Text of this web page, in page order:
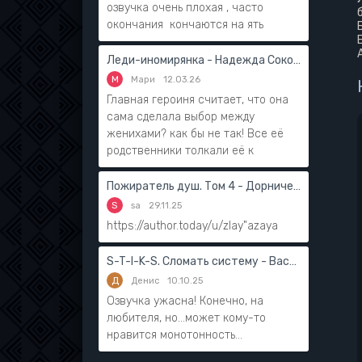
озвучка очень плохая , часто
окончания кончаются на ять
Леди-иномирянка - Надежда Соколова
М Мари 12.03.26
Главная героиня считает, что она
сама сделала выбор между
женихами? как бы не так! Все её
родственники толкали её к
Пожиратель душ. Том 4 - Дорничев Дмитрий
S sa 29.11.25
https://author.today/u/zlay"azaya
S-T-I-K-S. Сломать систему - Василий Мушинский
Д Денис 10.10.25
Озвучка ужасна! Конечно, на
любителя, но...может кому-то
нравится монотонность...